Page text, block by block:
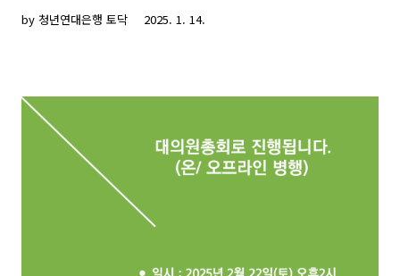
by 청년연대은행 토닥 2025. 1. 14.